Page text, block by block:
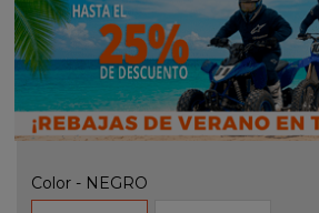
Color - NEGRO